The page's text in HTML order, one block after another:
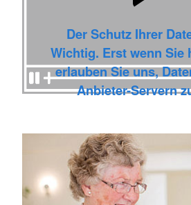
Der Schutz Ihrer
Wichtig. Erst wenn Sie
erlauben Sie uns,
Anbieter-Servern